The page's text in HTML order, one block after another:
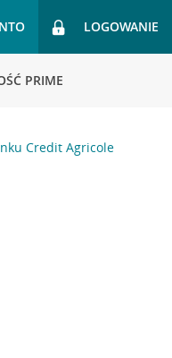
LOGOWANIE
PRIME
Credit Agricole